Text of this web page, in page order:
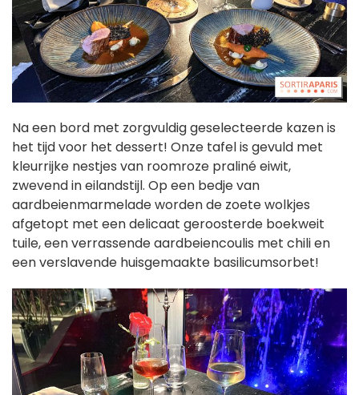
Na een bord met zorgvuldig geselecteerde kazen is
het tijd voor het dessert! Onze tafel is gevuld met
kleurrijke nestjes van roomroze praliné eiwit,
zwevend in eilandstijl. Op een bedje van
aardbeienmarmelade worden de zoete wolkjes
afgetopt met een delicaat geroosterde boekweit
tuile, een verrassende aardbeiencoulis met chili en
een verslavende huisgemaakte basilicumsorbet!